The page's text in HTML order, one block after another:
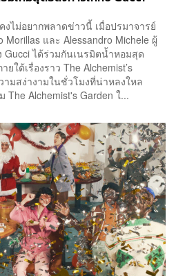
ไม่อยากพลาดข่าวนี้ เมื่อปรมาจารย์
และ Alessandro Michele ผู้
Gucci ได้ร่วมกันเนรมิตน้ำหอมสุด
ใต้เรื่องราว The Alchemist’s
ามสง่างามในชั่วโมงที่น่าหลงใหล
Alchemist's Garden ใ...